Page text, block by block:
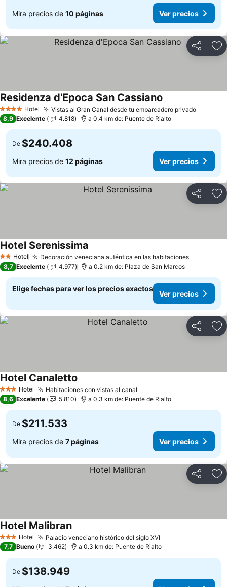
Mira precios de 10 páginas Ver precios
Compartir
4 EstrellasHotel Vistas al Gran Canal desde tu embarcadero privado
Residenza d'Epoca San Cassiano
8,9 Excelente 4.818 a 0.4 km de: Puente de Rialto
De $240.408
Mira precios de 12 páginas Ver precios
Compartir
2 Estrellas
Hotel Decoración veneciana auténtica en las habitaciones
Hotel Serenissima
8,7 Excelente 4.977 a 0.2 km de: Plaza de San Marcos
Elige fechas para ver los precios exactos
Ver precios
Compartir
3 Estrellas
Hotel Habitaciones con vistas al canal
Hotel Canaletto
8,6 Excelente 5.810 a 0.3 km de: Puente de Rialto
De $211.533
Mira precios de 7 páginas Ver precios
Compartir
3 Estrellas
Hotel Palacio veneciano histórico del siglo XVI
Hotel Malibran
7,7 Bueno 3.462 a 0.3 km de: Puente de Rialto
De $138.949